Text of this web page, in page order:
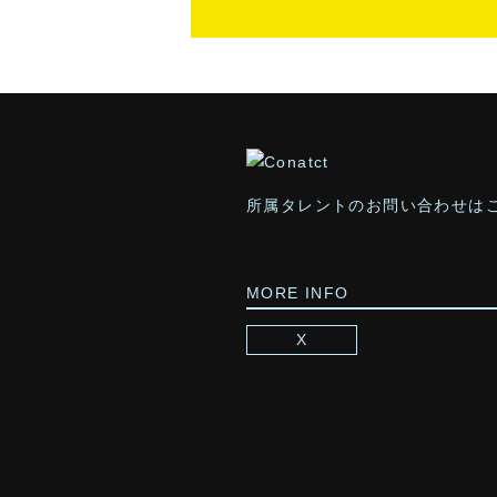
所属タレントのお問い合わせは
MORE INFO
X